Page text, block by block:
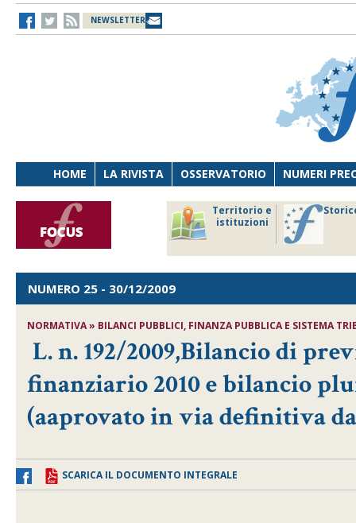
NEWSLETTER
HOME LA RIVISTA OSSERVATORIO NUMERI
Territorio e
istituzioni
NUMERO 25 - 30/12/2009
NORMATIVA » BILANCI PUBBLICI, FINANZA PUBBLICA E SISTEMA
L. n. 192/2009,Bilancio di
finanziario 2010 e bilancio
(aaprovato in via definitiva
SCARICA IL DOCUMENTO INTEGRALE